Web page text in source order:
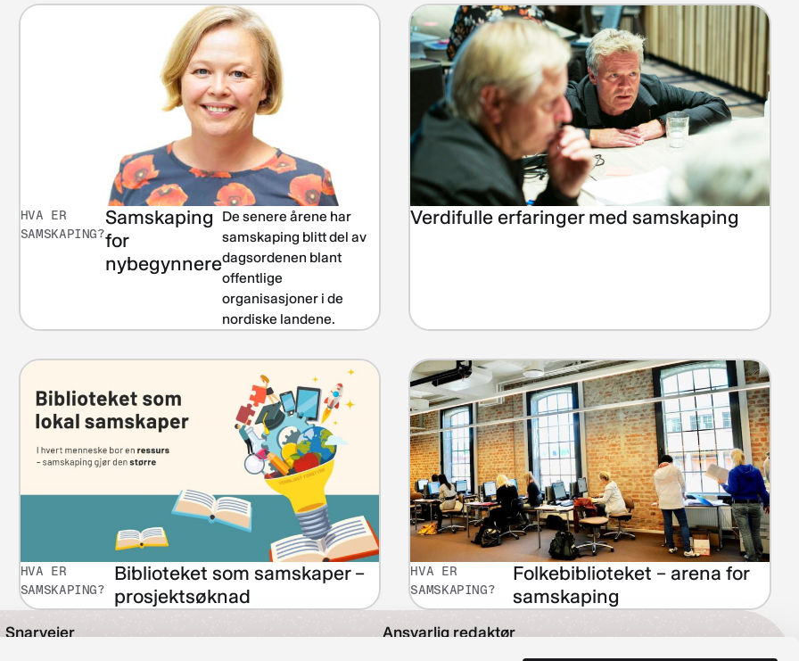
HVA ER
SAMSKAPING?
Samskaping
for
nybegynnere
De senere årene har
samskaping blitt del av
dagsordenen blant
offentlige
organisasjoner i de
nordiske landene.
Verdifulle erfaringer med samskaping
HVA ER
SAMSKAPING?
Biblioteket som samskaper –
prosjektsøknad
HVA ER
SAMSKAPING?
Folkebiblioteket – arena for
samskaping
Snarveier
Ansvarlig redaktør